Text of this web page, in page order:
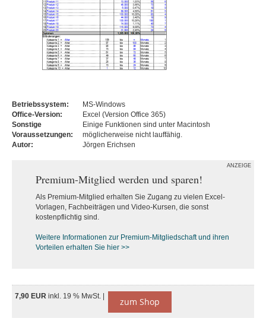
Betriebssystem:
MS-Windows
Office-Version:
Excel (Version Office 365)
Sonstige
Voraussetzungen:
Einige Funktionen sind unter Macintosh
möglicherweise nicht lauffähig.
Autor:
Jörgen Erichsen
ANZEIGE
Premium-Mitglied werden und sparen!
Als Premium-Mitglied erhalten Sie Zugang zu vielen Excel-
Vorlagen, Fachbeiträgen und Video-Kursen, die sonst
kostenpflichtig sind.
Weitere Informationen zur Premium-Mitgliedschaft und ihren
Vorteilen erhalten Sie hier >>
7,90 EUR inkl. 19 % MwSt. | zum Shop